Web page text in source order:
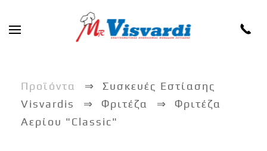
Skip to main content
Προϊόντα
Συσκευές Εστίασης
Visvardis
Φριτέζα
Φριτέζα
Αερίου "Classic"